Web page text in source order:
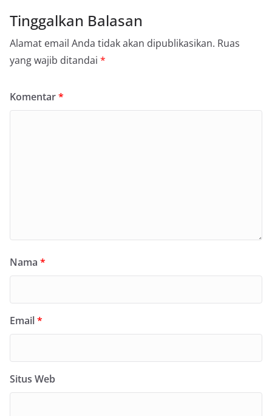
Tinggalkan Balasan
Alamat email Anda tidak akan dipublikasikan. Ruas
yang wajib ditandai *
Komentar*
Nama *
Email*
Situs Web